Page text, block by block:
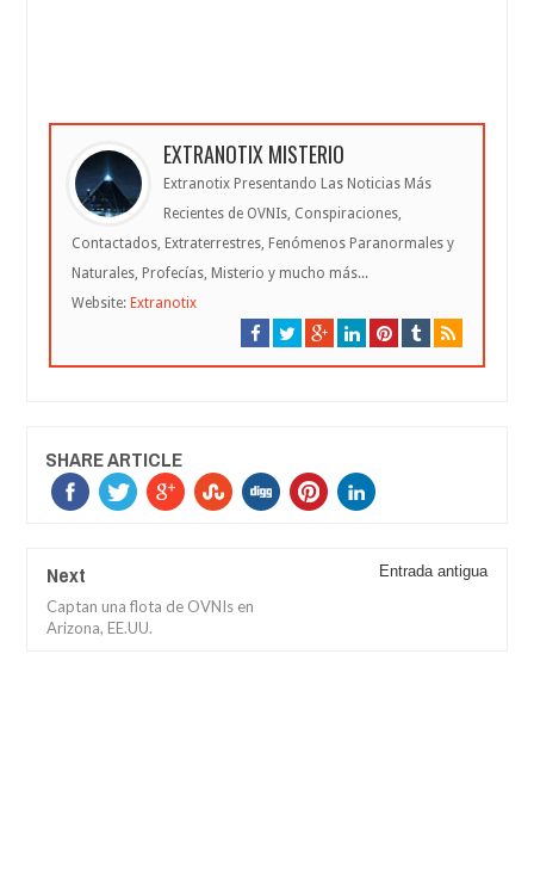
EXTRANOTIX MISTERIO
Extranotix Presentando Las Noticias Más
Recientes de OVNIs, Conspiraciones,
Contactados, Extraterrestres, Fenómenos Paranormales y
Naturales, Profecías, Misterio y mucho más...
Website: Extranotix
SHARE ARTICLE
Next
Captan una flota de OVNIs en
Arizona, EE.UU.
Entrada antigua